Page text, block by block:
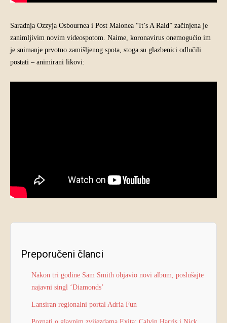
Saradnja Ozzyja Osbournea i Post Malonea “It’s A Raid” začinjena je
zanimljivim novim videospotom. Naime, koronavirus onemogućio im
je snimanje prvotno zamišljenog spota, stoga su glazbenici odlučili
postati – animirani likovi:
Preporučeni članci
Nakon tri godine Sam Smith objavio novi album, poslušajte
najavni singl ‘Diamonds’
Lansiran regionalni portal Adria Fun